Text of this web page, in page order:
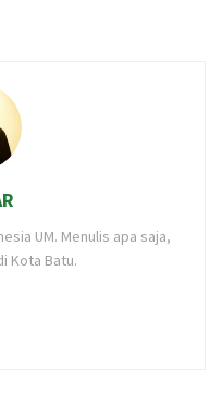
UM. Menulis apa saja,
Kota Batu.